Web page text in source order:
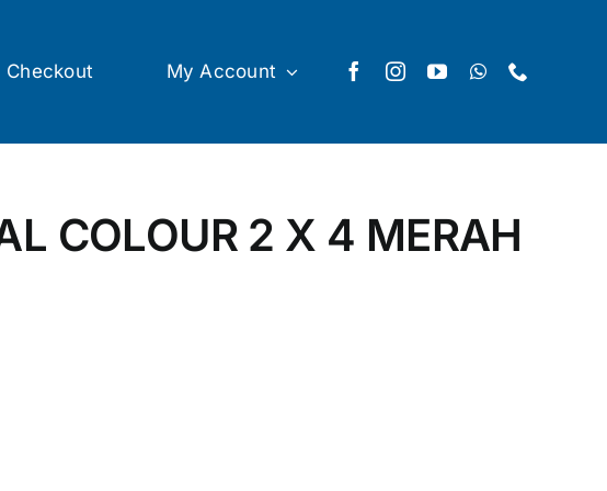
Checkout My Account
COLOUR 2 X 4 MERAH